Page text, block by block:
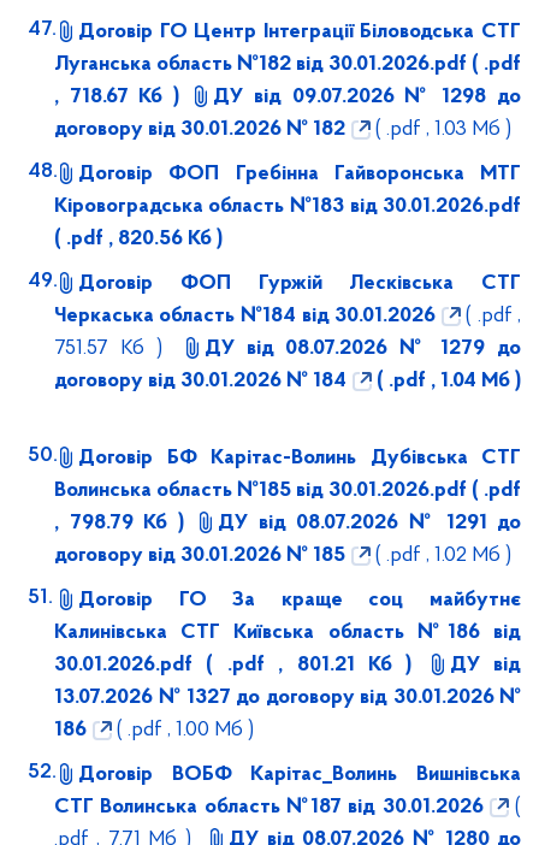
Договір ГО Центр Інтеграції Біловодська СТГ
Луганська область №182 від 30.01.2026.pdf ( .pdf
, 718.67 Кб )
ДУ від 09.07.2026 № 1298 до
договору від 30.01.2026 № 182
( .pdf , 1.03 Мб )
Договір ФОП Гребінна Гайворонська МТГ
Кіровоградська область №183 від 30.01.2026.pdf
( .pdf , 820.56 Кб )
Договір ФОП Гуржій Лесківська СТГ
Черкаська область №184 від 30.01.2026
( .pdf ,
751.57 Кб )
ДУ від 08.07.2026 № 1279 до
договору від 30.01.2026 № 184
( .pdf , 1.04 Мб )
Договір БФ Карітас-Волинь Дубівська СТГ
Волинська область №185 від 30.01.2026.pdf ( .pdf
, 798.79 Кб )
ДУ від 08.07.2026 № 1291 до
договору від 30.01.2026 № 185
( .pdf , 1.02 Мб )
Договір ГО За краще соц майбутнє
Калинівська СТГ Київська область №186 від
30.01.2026.pdf ( .pdf , 801.21 Кб )
ДУ від
13.07.2026 № 1327 до договору від 30.01.2026 №
186
( .pdf , 1.00 Мб )
Договір ВОБФ Карітас_Волинь Вишнівська
СТГ Волинська область №187 від 30.01.2026
(
.pdf , 7.71 Мб )
ДУ від 08.07.2026 № 1280 до